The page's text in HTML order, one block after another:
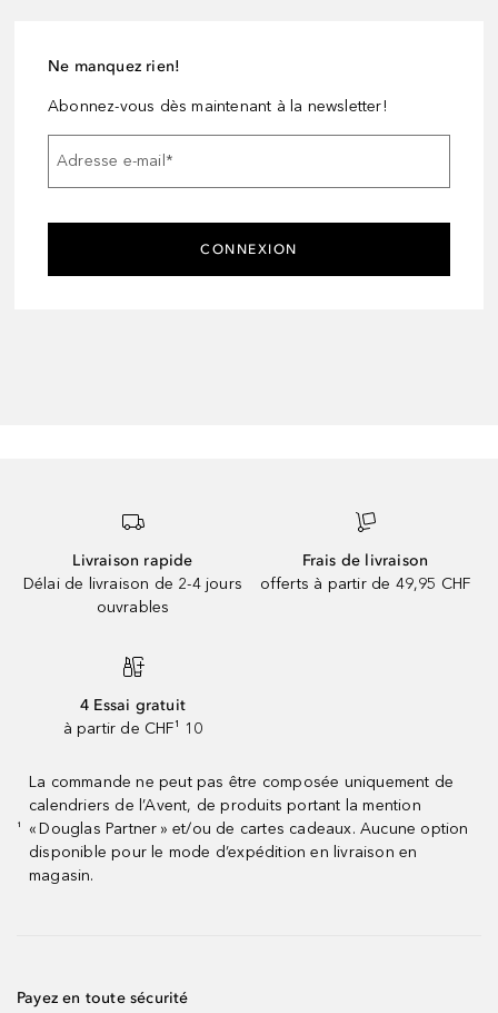
Ne manquez rien!
Abonnez-vous dès maintenant à la newsletter!
Adresse e-mail*
CONNEXION
Livraison rapide
Délai de livraison de 2-4 jours
ouvrables
Frais de livraison
offerts à partir de 49,95 CHF
4 Essai gratuit
à partir de CHF¹ 10
¹
La commande ne peut pas être composée uniquement de
calendriers de l’Avent, de produits portant la mention
« Douglas Partner » et/ou de cartes cadeaux. Aucune option
disponible pour le mode d’expédition en livraison en
magasin.
Payez en toute sécurité